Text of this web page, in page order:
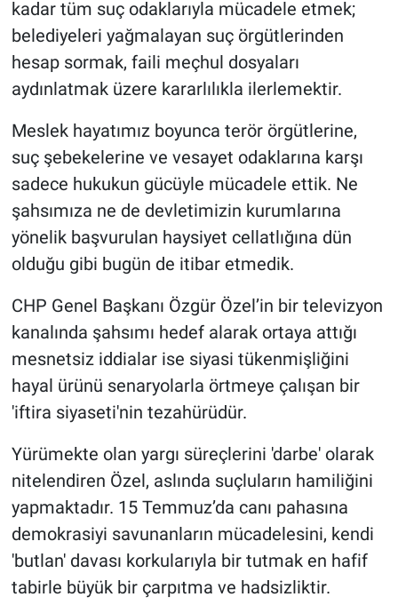
kadar tüm suç odaklarıyla mücadele etmek;
belediyeleri yağmalayan suç örgütlerinden
hesap sormak, faili meçhul dosyaları
aydınlatmak üzere kararlılıkla ilerlemektir.
Meslek hayatımız boyunca terör örgütlerine,
suç şebekelerine ve vesayet odaklarına karşı
sadece hukukun gücüyle mücadele ettik. Ne
şahsımıza ne de devletimizin kurumlarına
yönelik başvurulan haysiyet cellatlığına dün
olduğu gibi bugün de itibar etmedik.
CHP Genel Başkanı Özgür Özel’in bir televizyon
kanalında şahsımı hedef alarak ortaya attığı
mesnetsiz iddialar ise siyasi tükenmişliğini
hayal ürünü senaryolarla örtmeye çalışan bir
'iftira siyaseti'nin tezahürüdür.
Yürümekte olan yargı süreçlerini 'darbe' olarak
nitelendiren Özel, aslında suçluların hamiliğini
yapmaktadır. 15 Temmuz’da canı pahasına
demokrasiyi savunanların mücadelesini, kendi
'butlan' davası korkularıyla bir tutmak en hafif
tabirle büyük bir çarpıtma ve hadsizliktir.